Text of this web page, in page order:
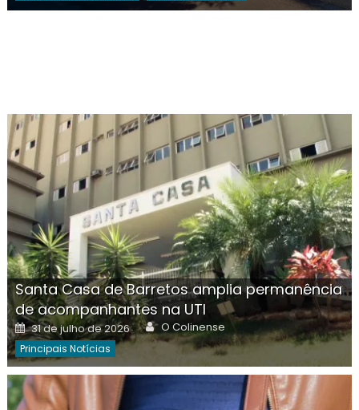
Santa Casa de Barretos amplia permanência
de acompanhantes na UTI
Posted
on
31 de julho de 2026 Author
O Colinense
Principais Notícias